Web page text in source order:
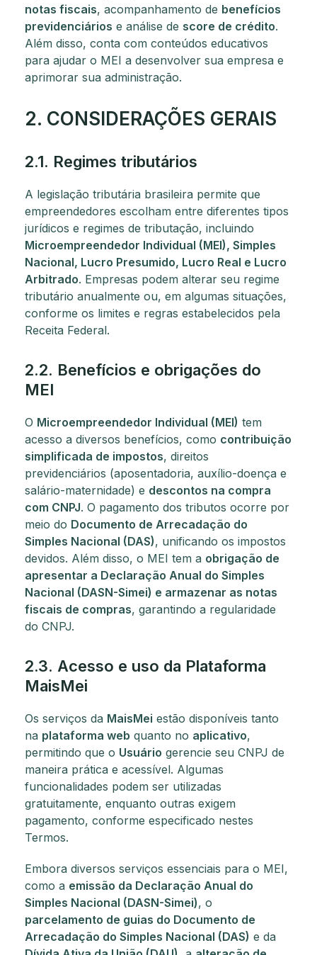
notas fiscais, acompanhamento de benefícios
previdenciários e análise de score de crédito.
Além disso, conta com conteúdos educativos
para ajudar o MEI a desenvolver sua empresa e
aprimorar sua administração.
2. CONSIDERAÇÕES GERAIS
2.1. Regimes tributários
A legislação tributária brasileira permite que
empreendedores escolham entre diferentes tipos
jurídicos e regimes de tributação, incluindo
Microempreendedor Individual (MEI), Simples
Nacional, Lucro Presumido, Lucro Real e Lucro
Arbitrado. Empresas podem alterar seu regime
tributário anualmente ou, em algumas situações,
conforme os limites e regras estabelecidos pela
Receita Federal.
2.2. Benefícios e obrigações do
MEI
O Microempreendedor Individual (MEI) tem
acesso a diversos benefícios, como contribuição
simplificada de impostos, direitos
previdenciários (aposentadoria, auxílio-doença e
salário-maternidade) e descontos na compra
com CNPJ. O pagamento dos tributos ocorre por
meio do Documento de Arrecadação do
Simples Nacional (DAS), unificando os impostos
devidos. Além disso, o MEI tem a obrigação de
apresentar a Declaração Anual do Simples
Nacional (DASN-Simei) e armazenar as notas
fiscais de compras, garantindo a regularidade
do CNPJ.
2.3. Acesso e uso da Plataforma
MaisMei
Os serviços da MaisMei estão disponíveis tanto
na plataforma web quanto no aplicativo,
permitindo que o Usuário gerencie seu CNPJ de
maneira prática e acessível. Algumas
funcionalidades podem ser utilizadas
gratuitamente, enquanto outras exigem
pagamento, conforme especificado nestes
Termos.
Embora diversos serviços essenciais para o MEI,
como a emissão da Declaração Anual do
Simples Nacional (DASN-Simei), o
parcelamento de guias do Documento de
Arrecadação do Simples Nacional (DAS) e da